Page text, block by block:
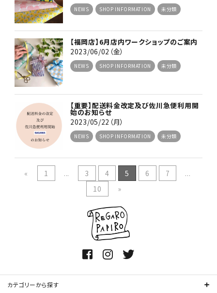
NEWS SHOP INFORMATION 未分類
【福岡店】6月店内ワークショップのご案内
2023/06/02（金）
NEWS SHOP INFORMATION 未分類
【重要】配送料金改定及び佐川急便利用開
始のお知らせ
2023/05/22（月）
NEWS SHOP INFORMATION 未分類
« 1 ... 3 4 5 6 7
...
10
»
カテゴリーから探す